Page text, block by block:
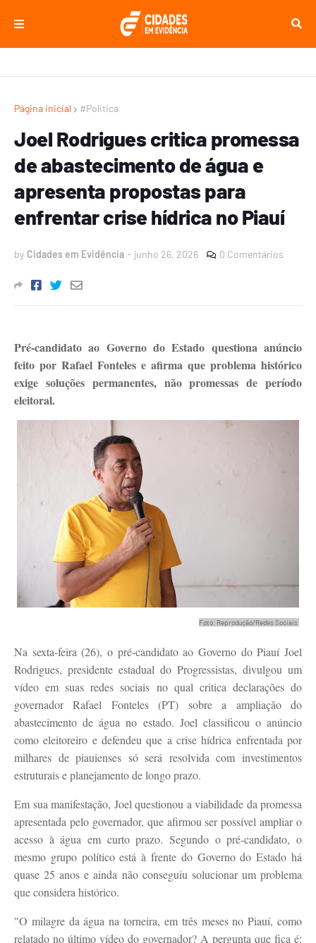
Página inicial #Politica
Joel Rodrigues critica promessa
de abastecimento de água e
apresenta propostas para
enfrentar crise hídrica no Piauí
by Cidades em Evidência - junho 26, 2026 0 Comentários
Pré-candidato ao Governo do Estado questiona anúncio
feito por Rafael Fonteles e afirma que problema histórico
exige soluções permanentes, não promessas de período
eleitoral.
Foto: Reprodução/Redes Sociais
Na sexta-feira (26), o pré-candidato ao Governo do Piauí Joel
Rodrigues, presidente estadual do Progressistas, divulgou um
vídeo em suas redes sociais no qual critica declarações do
governador Rafael Fonteles (PT) sobre a ampliação do
abastecimento de água no estado. Joel classificou o anúncio
como eleitoreiro e defendeu que a crise hídrica enfrentada por
milhares de piauienses só será resolvida com investimentos
estruturais e planejamento de longo prazo.
Em sua manifestação, Joel questionou a viabilidade da promessa
apresentada pelo governador, que afirmou ser possível ampliar o
acesso à água em curto prazo. Segundo o pré-candidato, o
mesmo grupo político está à frente do Governo do Estado há
quase 25 anos e ainda não conseguiu solucionar um problema
que considera histórico.
"O milagre da água na torneira, em três meses no Piauí, como
relatado no último vídeo do governador? A pergunta que fica é: